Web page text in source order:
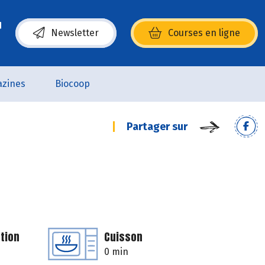
Newsletter Courses en ligne
(s’ouvre dans une nouvelle fenêtre)
Biocoop
Partager sur
Cuisson
0 min